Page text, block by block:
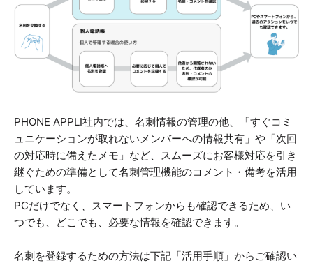
PHONE APPLI社内では、名刺情報の管理の他、「すぐコミ
ュニケーションが取れないメンバーへの情報共有」や「次回
の対応時に備えたメモ」など、スムーズにお客様対応を引き
継ぐための準備として名刺管理機能のコメント・備考を活用
しています。
PCだけでなく、
スマートフォンからも確認できるため 、い
つでも、どこでも、必要な情報を確認できます。
名刺を登録するための方法は下記「活用手順」からご確認い